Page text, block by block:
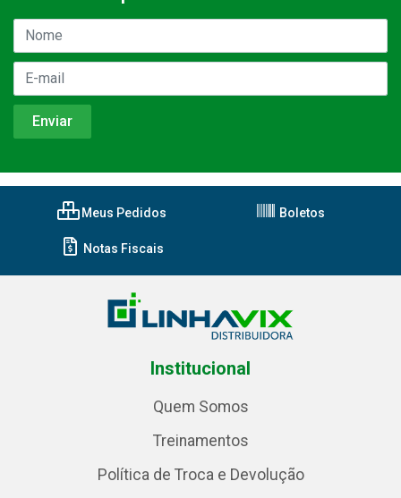
Meus Pedidos Boletos
Notas Fiscais
Institucional
Quem Somos
Treinamentos
Política de Troca e Devolução